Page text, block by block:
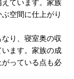
ています。家族
空間に仕上がり
り、寝室奥の収
ます。家族の成
っている点も必